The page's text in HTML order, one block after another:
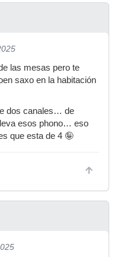
las mesas pero te
saxo en la habitación
dos canales… de
esos phono… eso
que esta de 4 🤪